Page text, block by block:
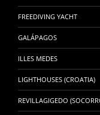
FREEDIVING YACHT
GALÁPAGOS
ILLES MEDES
LIGHTHOUSES (CROATIA)
REVILLAGIGEDO